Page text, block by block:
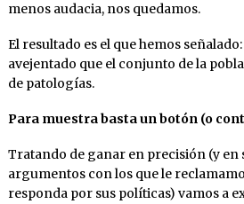
menos audacia, nos quedamos.
El resultado es el que hemos
avejentado que el conjunto de la
de patologías.
Para muestra basta un botón (o
Tratando de ganar en precisión (y en
argumentos con los que le
responda por sus políticas) vamos a